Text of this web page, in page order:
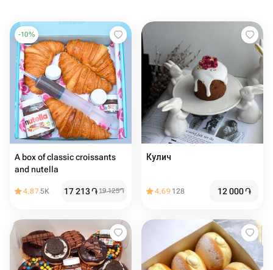
-10%
A box of classic croissants
and nutella
4.875K 17 213֏19 125֏
Кулич
4.69 128 12 000֏